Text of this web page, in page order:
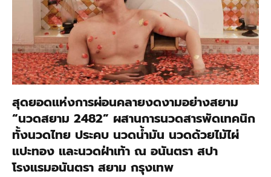
สุดยอดแห่งการผ่อนคลายงดงามอย่างสยาม
“นวดสยาม 2482” ผสานการนวดสารพัดเทคนิก
ทั้งนวดไทย ประคบ นวดน้ำมัน นวดด้วยไม้ไผ่
แปะทอง และนวดฝ่าเท้า ณ อนันตรา สปา
โรงแรมอนันตรา สยาม กรุงเทพ